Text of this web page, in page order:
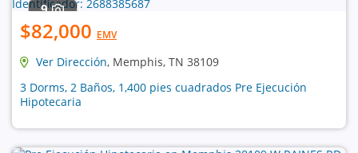
9
$82,000 EMV
Ver Dirección, Memphis, TN 38109
3 Dorms, 2 Baños, 1,400 pies cuadrados Pre Ejecución
Hipotecaria